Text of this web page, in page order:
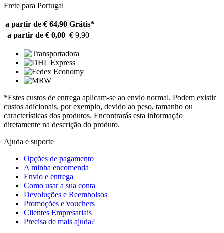
Frete para Portugal
a partir de € 64,90 Grátis*
a partir de € 0,00 € 9,90
*Estes custos de entrega aplicam-se ao envio normal. Podem existir
custos adicionais, por exemplo, devido ao peso, tamanho ou
características dos produtos. Encontrarás esta informação
diretamente na descrição do produto.
Ajuda e suporte
Opções de pagamento
A minha encomenda
Envio e entrega
Como usar a sua conta
Devoluções e Reembolsos
Promoções e vouchers
Clientes Empresariais
Precisa de mais ajuda?